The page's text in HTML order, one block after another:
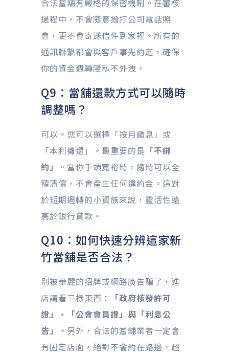
合法當舖有嚴格的保密機制。在審核
過程中，不會隨意撥打公司電話照
會，更不會寄送信件到家裡。所有的
通訊聯繫都會與客戶事先約定，確保
你的資金週轉隱私不外洩。
Q9：當舖還款方式可以隨時
調整嗎？
可以。您可以選擇「按月繳息」或
「本利攤還」。最重要的是 「不綁
約」
。當你手頭寬裕時，隨時可以全
額清償，不會產生任何違約金。這對
於短期週轉的小資族來說，靈活性遠
高於銀行貸款。
Q10：如何快速分辨這家新
竹當舖是否合法？
別被華麗的招牌或網路廣告騙了，進
店請看三樣東西：
「政府核發許可
證」、「公會會員證」與「利息公
告」
。另外，合法的當舖業者一定會
有固定店面，絕對不會約在路邊、超